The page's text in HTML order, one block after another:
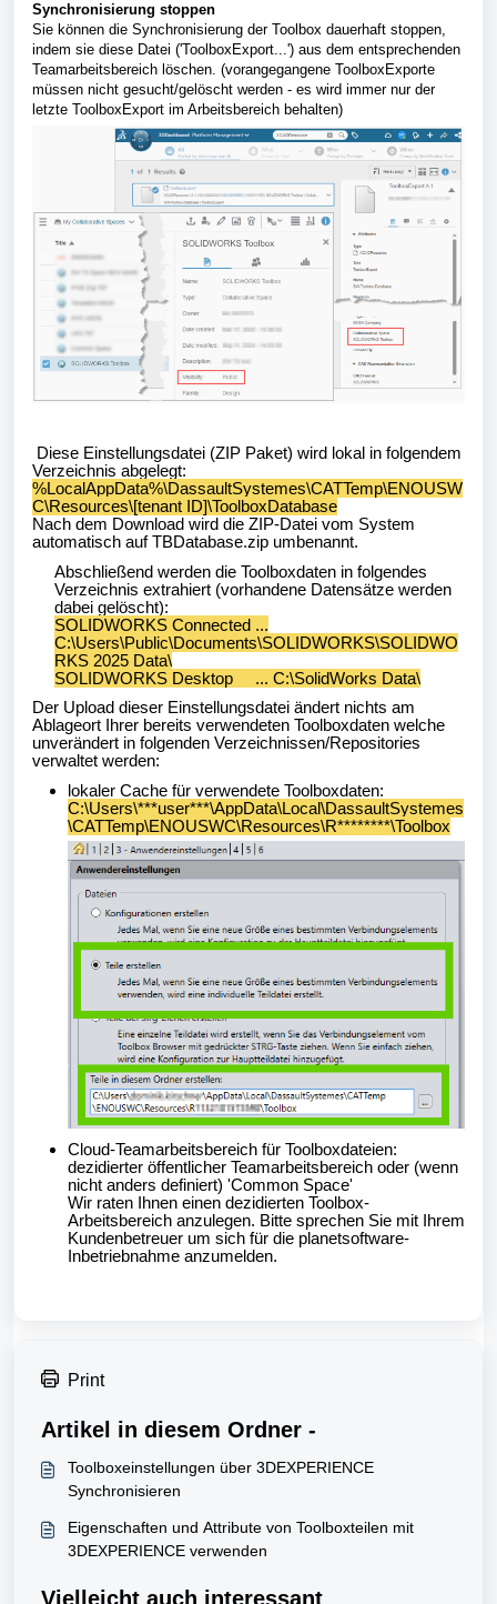
Synchronisierung stoppen
Sie können die Synchronisierung der Toolbox dauerhaft stoppen,
indem sie diese Datei ('ToolboxExport...') aus dem entsprechenden
Teamarbeitsbereich löschen. (vorangegangene ToolboxExporte
müssen nicht gesucht/gelöscht werden - es wird immer nur der
letzte ToolboxExport im Arbeitsbereich behalten)
Diese Einstellungsdatei (ZIP Paket) wird lokal in folgendem
Verzeichnis abgelegt:
%LocalAppData%\DassaultSystemes\CATTemp\ENOUSW
C\Resources\[tenant ID]\ToolboxDatabase
Nach dem Download wird die ZIP-Datei vom System
automatisch aufTBDatabase.zip umbenannt.
Abschließend werden die Toolboxdaten in folgendes
Verzeichnis extrahiert (vorhandene Datensätze werden
dabei gelöscht):
SOLIDWORKS Connected ...
C:\Users\Public\Documents\SOLIDWORKS\SOLIDWO
RKS 2025 Data\
SOLIDWORKS Desktop ... C:\SolidWorks Data\
Der Upload dieser Einstellungsdatei ändert nichts am
Ablageort Ihrer bereits verwendeten Toolboxdaten welche
unverändert in folgenden Verzeichnissen/Repositories
verwaltet werden:
lokaler Cache für verwendete Toolboxdaten:
C:\Users\***user***\AppData\Local\DassaultSystemes
\CATTemp\ENOUSWC\Resources\R********\Toolbox
Cloud-Teamarbeitsbereich für Toolboxdateien:
dezidierter öffentlicher Teamarbeitsbereich oder (wenn
nicht anders definiert) 'Common Space'
Wir raten Ihnen einen dezidierten Toolbox-
Arbeitsbereich anzulegen. Bitte sprechen Sie mit Ihrem
Kundenbetreuer um sich für die planetsoftware-
Inbetriebnahme anzumelden.
Print
Artikel in diesem Ordner -
Toolboxeinstellungen über 3DEXPERIENCE
Synchronisieren
Eigenschaften und Attribute von Toolboxteilen mit
3DEXPERIENCE verwenden
Vielleicht auch interessant